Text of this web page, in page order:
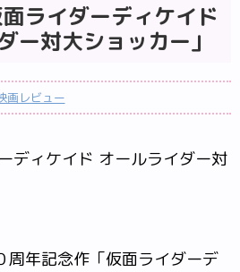
面ライダーディケイド
ー対大ショッカー」
画レビュー
ディケイド オールライダー対
周年記念作「仮面ライダーデ